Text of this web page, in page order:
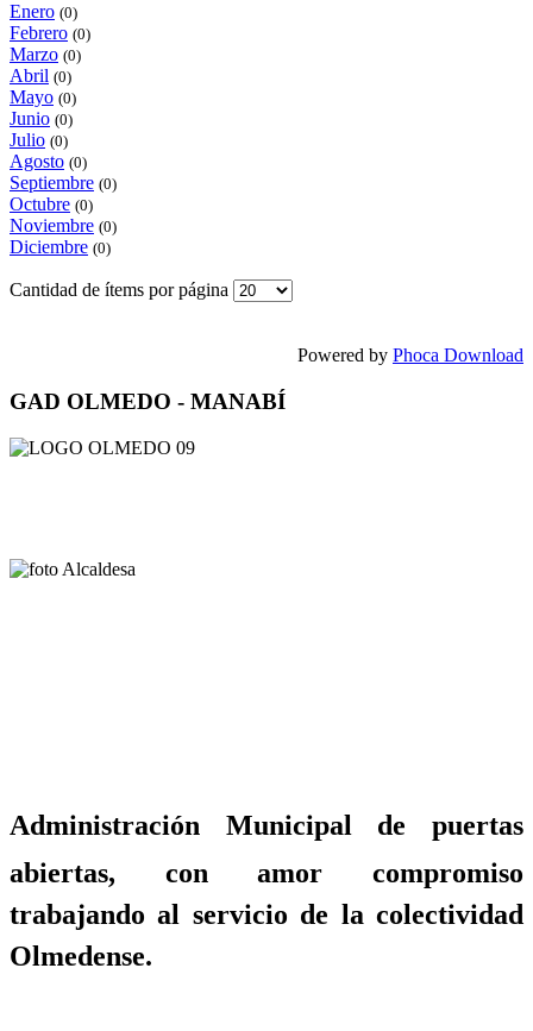
Enero (0)
Febrero (0)
Marzo (0)
Abril (0)
Mayo (0)
Junio (0)
Julio (0)
Agosto (0)
Septiembre (0)
Octubre (0)
Noviembre (0)
Diciembre (0)
Cantidad de ítems por página
Powered by Phoca Download
GAD OLMEDO - MANABÍ
Administración Municipal de puertas
abiertas, con amor compromiso
trabajando al servicio de la colectividad
Olmedense.